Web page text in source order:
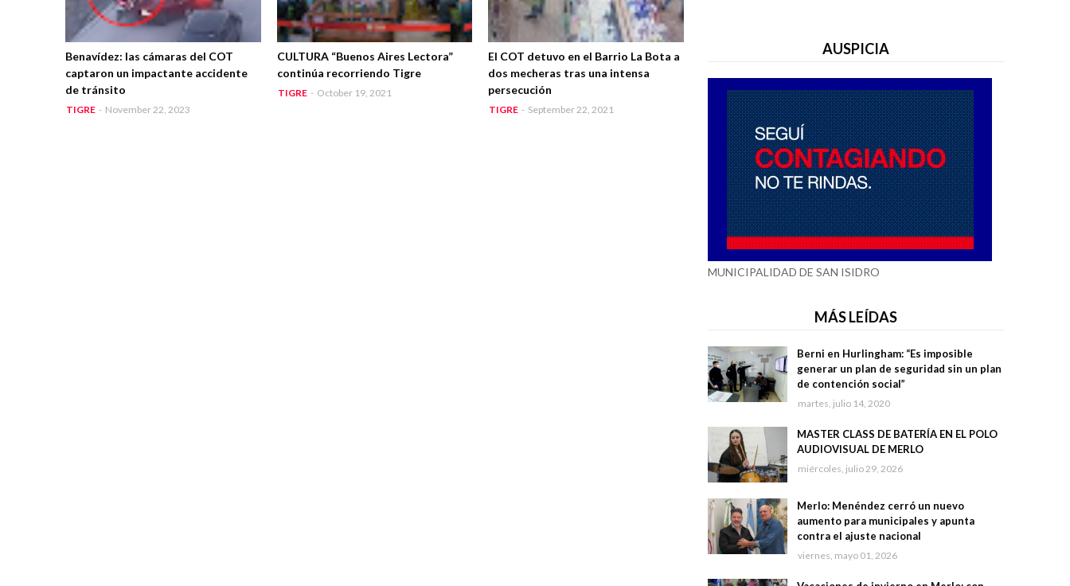
Benavídez: las cámaras del COT
captaron un impactante accidente
de tránsito
TIGRE - November 22, 2023
CULTURA “Buenos Aires Lectora”
continúa recorriendo Tigre
TIGRE - October 19, 2021
El COT detuvo en el Barrio La Bota a
dos mecheras tras una intensa
persecución
TIGRE - September 22, 2021
AUSPICIA
MUNICIPALIDAD DE SAN ISIDRO
MÁS LEÍDAS
Berni en Hurlingham: “Es imposible
generar un plan de seguridad sin un plan
de contención social”
martes, julio 14, 2020
MASTER CLASS DE BATERÍA EN EL POLO
AUDIOVISUAL DE MERLO
miércoles, julio 29, 2026
Merlo: Menéndez cerró un nuevo
aumento para municipales y apunta
contra el ajuste nacional
viernes, mayo 01, 2026